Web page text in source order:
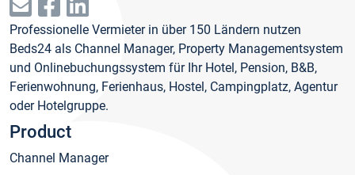
Professionelle Vermieter in über 150 Ländern nutzen
Beds24 als Channel Manager, Property Managementsystem
und Onlinebuchungssystem für Ihr Hotel, Pension, B&B,
Ferienwohnung, Ferienhaus, Hostel, Campingplatz, Agentur
oder Hotelgruppe.
Product
Channel Manager